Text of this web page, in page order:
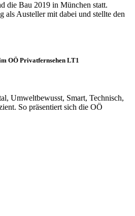
die Bau 2019 in München statt.
Austeller mit dabei und stellte den
OÖ Privatfernsehen LT1
Umweltbewusst, Smart, Technisch,
So präsentiert sich die OÖ